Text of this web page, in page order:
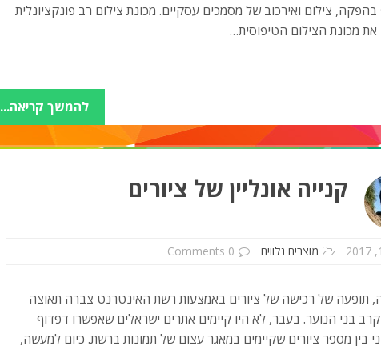
צילום ואירכוב של מסמכים עסקיים. מכונת צילום רב פונקציונלית
מכונת הצילום הטיפוסית…
להמשך קריאה...
קנייה אונליין של ציורים
מוצרים נלווים 0 Comments
תופעה של רכישה של ציורים באמצעות רשת האינטרנט צברה תאוצה
בני הנוער. בעבר, לא היו קיימים אתרים ישראלים שאפשרו דפדוף
בין מספר ציורים שקיימים במאגר עצום של תמונות ברשת. כיום למעשה,